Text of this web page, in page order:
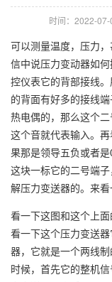
时间：2022-
可以测量温度，压力
信中说压力变动器如
控仪表它的背部接线
的背面有好多的接线
热电偶的，那么这个
这个音就代表输入。
果那是领导五负或者
这块一标它的二号端
解压力变送器的。来看
看一下这图和这个上
看一下这个压力变送
器，它就是一个两线
时候，首先它的整机